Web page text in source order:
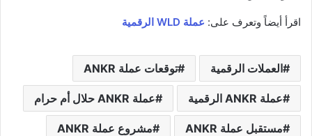
اقرأ أيضاً وتعرف على: عملة WLD الرقمية
العملات الرقمية توقعات عملة ANKR
عملة ANKR الرقمية عملة ANKR حلال أم حرام
مستقبل عملة ANKR مشروع عملة ANKR